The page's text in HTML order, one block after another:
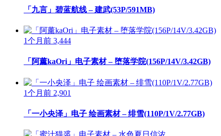
「九言」碧蓝航线 – 建武(53P/591MB)
1个月前 3,444
「阿薰kaOri」电子素材 – 堕落学院(156P/14V/3.42GB)
1个月前 2,901
「一小央泽」电子 绘画素材 – 绯雪(110P/1V/2.77GB)